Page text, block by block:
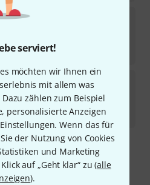
serviert!
möchten wir Ihnen ein
mit allem was
zählen zum Beispiel
personalisierte Anzeigen
Wenn das für
der Nutzung von Cookies
und Marketing
auf „Geht klar“ zu (alle
).
Flute
372 Flute Set
Versand ab 29 €
inkl. MwSt.